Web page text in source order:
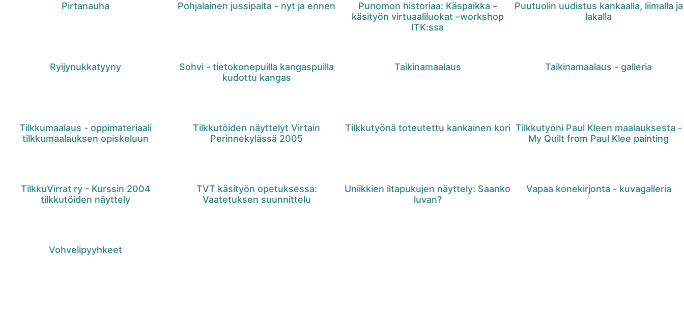
Pirtanauha Pohjalainen jussipaita - nyt ja ennen
Punomon historiaa: Käspaikka –
käsityön virtuaaliluokat –workshop
ITK:ssa
Puutuolin uudistus kankaalla, liimalla ja
lakalla
Ryijynukkatyyny
Sohvi - tietokonepuilla kangaspuilla
kudottu kangas
Taikinamaalaus Taikinamaalaus - galleria
Tilkkumaalaus - oppimateriaali
tilkkumaalauksen opiskeluun
Tilkkutöiden näyttelyt Virtain
Perinnekylässä 2005
Tilkkutyönä toteutettu kankainen kori Tilkkutyöni Paul Kleen maalauksesta -
My Quilt from Paul Klee painting
TilkkuVirrat ry - Kurssin 2004
tilkkutöiden näyttely
TVT käsityön opetuksessa:
Vaatetuksen suunnittelu
Uniikkien iltapukujen näyttely: Saanko
luvan?
Vapaa konekirjonta - kuvagalleria
Vohvelipyyhkeet